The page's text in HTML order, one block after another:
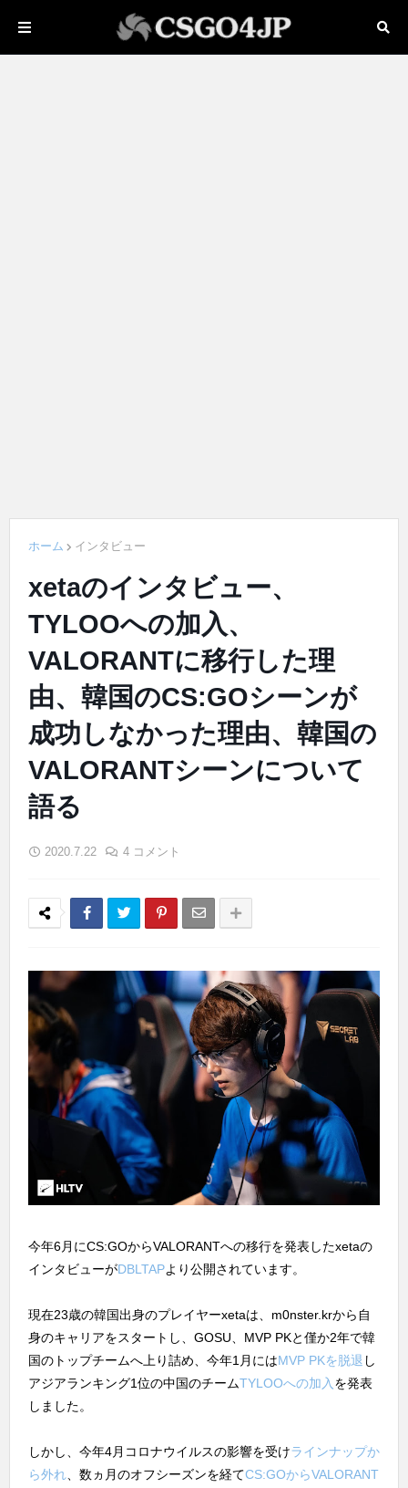
ホーム インタビュー
xetaのインタビュー、
TYLOOへの加入、
VALORANTに移行した理
由、韓国のCS:GOシーンが
成功しなかった理由、韓国の
VALORANTシーンについて
語る
2020.7.22 4 コメント
今年6月にCS:GOからVALORANTへの移行を発表したxetaの
インタビューがDBLTAPより公開されています。
現在23歳の韓国出身のプレイヤーxetaは、m0nster.krから自
身のキャリアをスタートし、GOSU、MVP PKと僅か2年で韓
国のトップチームへ上り詰め、今年1月にはMVP PKを脱退 し
アジアランキング1位の中国のチームTYLOOへの加入 を発表
しました。
しかし、今年4月コロナウイルスの影響を受けラインナップか
ら外れ 、数ヵ月のオフシーズンを経てCS:GOからVALORANT